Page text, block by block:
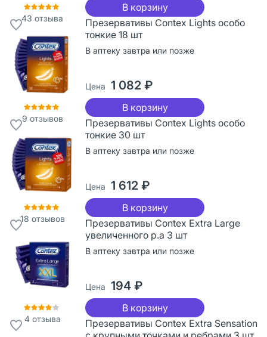
43 отзыва
В корзину
9 отзывов
Презервативы Contex Lights особо
тонкие 18 шт
В аптеку завтра или позже
Цена 1 082 ₽
В корзину
18 отзывов
Презервативы Contex Lights особо
тонкие 30 шт
В аптеку завтра или позже
Цена 1 612 ₽
В корзину
4отзыва
Презервативы Contex Extra Large
увеличенного р.а 3 шт
В аптеку завтра или позже
Цена 194 ₽
В корзину
Презервативы Contex Extra Sensation